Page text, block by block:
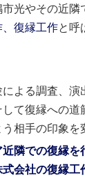
光やその近隣
、復縁工作と呼
よる調査、演
て復縁への道
相手の印象を
隣での復縁を
会社の復縁工